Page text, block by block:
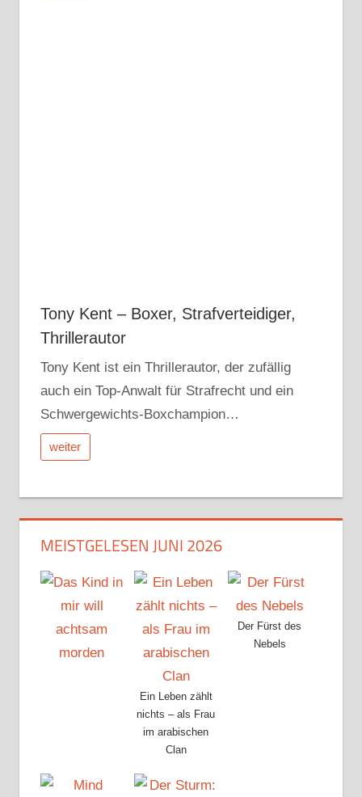
Tony Kent – Boxer, Strafverteidiger,
Thrillerautor
Tony Kent ist ein Thrillerautor, der zufällig
auch ein Top-Anwalt für Strafrecht und ein
Schwergewichts-Boxchampion…
weiter
MEISTGELESEN JUNI 2026
Ein Leben zählt
nichts – als Frau
im arabischen
Clan
Der Fürst des
Nebels